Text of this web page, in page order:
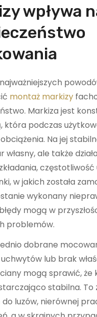
wpływa
montaż markizy
Markiza jest
która podczas
Na jej
własny, ale także
w jakich została
wykonany
mogą w
problemów.
dobrane
lub brak
mogą sprawić, że
stabilna. To
luzów, nierównej